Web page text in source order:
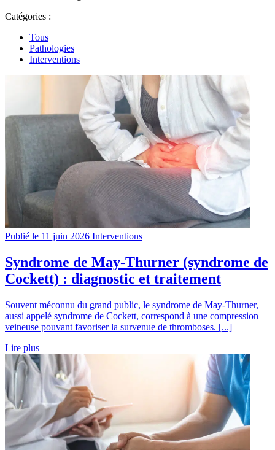
Catégories :
Tous
Pathologies
Interventions
Publié le 11 juin 2026 Interventions
Syndrome de May-Thurner (syndrome de
Cockett) : diagnostic et traitement
Souvent méconnu du grand public, le syndrome de May-Thurner,
aussi appelé syndrome de Cockett, correspond à une compression
veineuse pouvant favoriser la survenue de thromboses. [...]
Lire plus